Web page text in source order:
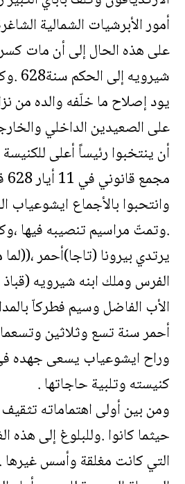
أمور الأبرشيات الشمالية
على هذه الحال إلى أن مات
يود إصلاح ما خلّفه والده من
على الصعيدين الداخلي
أن ينتخبوا رئيساً أعلى للكنيسة
وانتحبوا بالأجماع ايشوعياب
.وتمتّ مراسيم تنصيبه فيها
يرتدي بيرونا (تاجا)أحمر
الفرس وملك ابنه شيرويه (قباذ
الأب الفاضل وسيم فطركاّ
أحمر سنة تسع وثلاثين
وراح ايشوعياب يسعى جهده
كنيسته وتلبية حاجاتها .
ومن بين أولى اهتماماته
حيثما كانوا .وللبلوغ إلى هذه
التي كانت مغلقة وأسس غيرها